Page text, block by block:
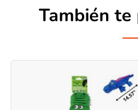
También te